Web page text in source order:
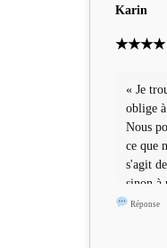
Karin
★★★★
« Je
oblige
Nous
ce que
s'agit
sinon à
sympas »
Réponse